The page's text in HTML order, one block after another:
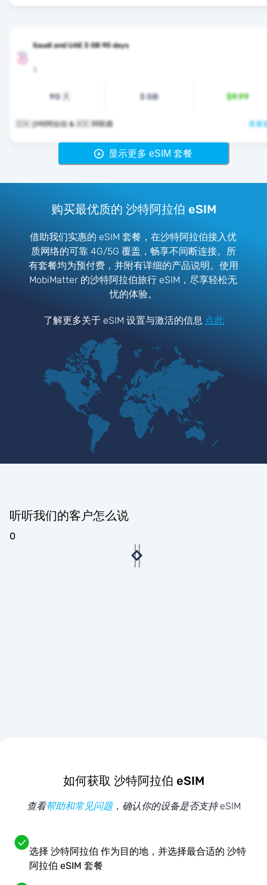
Saudi and UAE 3 GB 90 days
90 天 3 GB $9.99
🇸🇦 沙特阿拉伯 & 🇦🇪 阿联酋 查看
显示更多 eSIM 套餐
购买最优质的 沙特阿拉伯 eSIM
借助我们实惠的 eSIM 套餐，在沙特阿拉伯接入优
质网络的可靠 4G/5G 覆盖，畅享不间断连接。所
有套餐均为预付费，并附有详细的产品说明。使用
MobiMatter 的沙特阿拉伯旅行 eSIM，尽享轻松无
忧的体验。
了解更多关于 eSIM 设置与激活的信息 点此
听听我们的客户怎么说
0
如何获取 沙特阿拉伯 eSIM
查看帮助和常见问题，确认你的设备是否支持 eSIM
选择 沙特阿拉伯 作为目的地，并选择最合适的 沙特
阿拉伯 eSIM 套餐